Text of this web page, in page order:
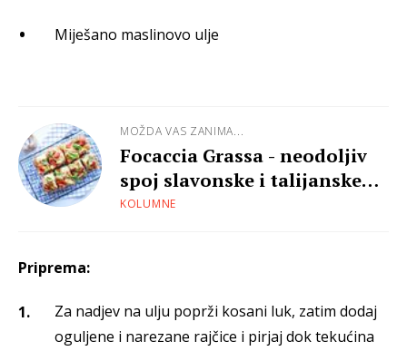
Miješano maslinovo ulje
MOŽDA VAS ZANIMA...
Focaccia Grassa - neodoljiv
spoj slavonske i talijanske
pogače
KOLUMNE
Priprema:
Za nadjev na ulju poprži kosani luk, zatim dodaj
oguljene i narezane rajčice i pirjaj dok tekućina